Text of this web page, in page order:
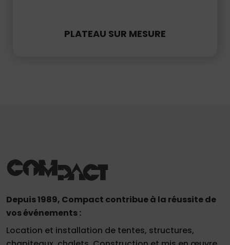
PLATEAU SUR MESURE
Depuis 1989, Compact contribue à la réussite de
vos événements :
Location et installation de tentes, structures,
76